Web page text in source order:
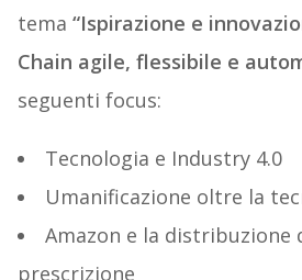
tema “Ispirazione e
Chain agile, flessibile e
seguenti focus:
Tecnologia e Industry 4.0
Umanificazione oltre la
Amazon e la distribuzione
prescrizione